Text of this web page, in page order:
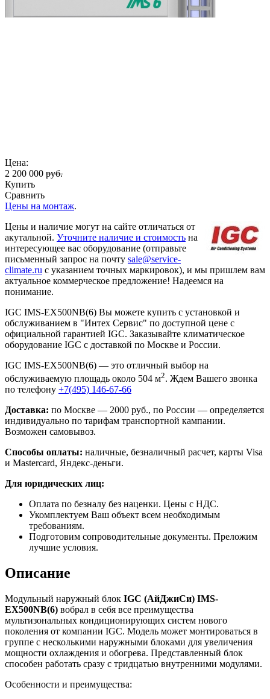
Цена:
2 200 000 руб.
Купить
Сравнить
Цены на монтаж.
Цены и наличие могут на сайте отличаться от
акутальной. Уточните наличие и стоимость на
интересующее вас оборудование (отправьте
письменный запрос на почту sale@service-
climate.ru с указанием точных маркировок), и мы пришлем вам
актуальное коммерческое предложение! Надеемся на
понимание.
IGC IMS-EX500NB(6) Вы можете купить с установкой и
обслуживанием в "Интех Сервис" по доступной цене с
официальной гарантией IGC. Заказывайте климатическое
оборудование IGC с доставкой по Москве и России.
IGC IMS-EX500NB(6) — это отличный выбор на
обслуживаемую площадь около 504 м2. Ждем Вашего звонка
по телефону +7(495) 146-67-66
Доставка: по Москве — 2000 руб., по России — определяется
индивидуально по тарифам транспортной кампании.
Возможен самовывоз.
Способы оплаты: наличные, безналичный расчет, карты Visa
и Mastercard, Яндекс-деньги.
Для юридических лиц:
Оплата по безналу без наценки. Цены с НДС.
Укомплектуем Ваш объект всем необходимым
требованиям.
Подготовим сопроводительные документы. Преложим
лучшие условия.
Описание
Модульный наружный блок IGC (АйДжиСи) IMS-
EX500NB(6) вобрал в себя все преимущества
мультизональных кондиционирующих систем нового
поколения от компании IGC. Модель может монтироваться в
группе с несколькими наружными блоками для увеличения
мощности охлаждения и обогрева. Представленный блок
способен работать сразу с тридцатью внутренними модулями.
Особенности и преимущества: